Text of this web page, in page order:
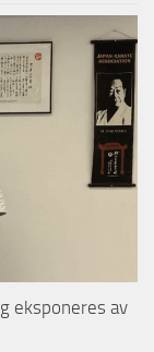
eksponeres av